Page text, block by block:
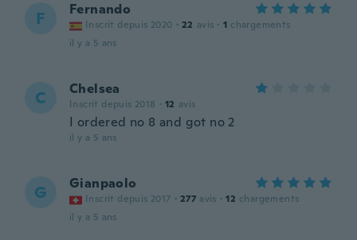
F Fernando
Inscrit depuis 2020 · 22 avis · 1 chargements
il y a 5 ans
C Chelsea
Inscrit depuis 2018 · 12 avis
I ordered no 8 and got no 2
il y a 5 ans
G Gianpaolo
Inscrit depuis 2017 · 277 avis · 12 chargements
il y a 5 ans